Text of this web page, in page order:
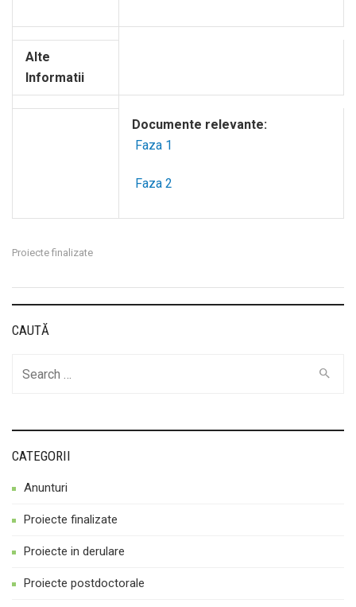
Alte
Informatii
Documente relevante:
Faza 1
Faza 2
Proiecte finalizate
CAUTĂ
CATEGORII
Anunturi
Proiecte finalizate
Proiecte in derulare
Proiecte postdoctorale